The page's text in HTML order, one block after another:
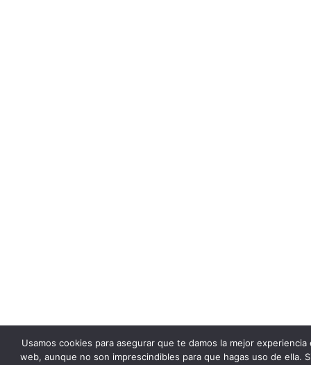
Usamos cookies para asegurar que te damos la mejor experiencia
web, aunque no son imprescindibles para que hagas uso de ella.